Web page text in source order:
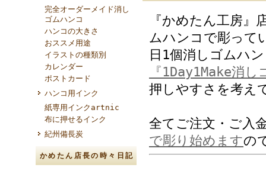
完全オーダーメイド消し
ゴムハンコ
ハンコの大きさ
おススメ用途
イラストの種類別
カレンダー
ポストカード
ハンコ用インク
紙専用インクartnic
布に押せるインク
紀州備長炭
かめたん店長の時々日記
『かめたん工房
ムハンコで彫って
日1個消しゴムハ
『1Day1Make消
押しやすさを考え
全てご注文・ご入
で彫り始めますの